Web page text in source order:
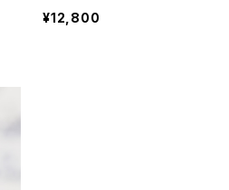
6ct（ソーティング付き）SA2
9336
¥12,800